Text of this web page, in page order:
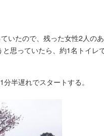
いたので、残った女性2人の
思っていたら、約1名トイレ
半遅れでスタートする。